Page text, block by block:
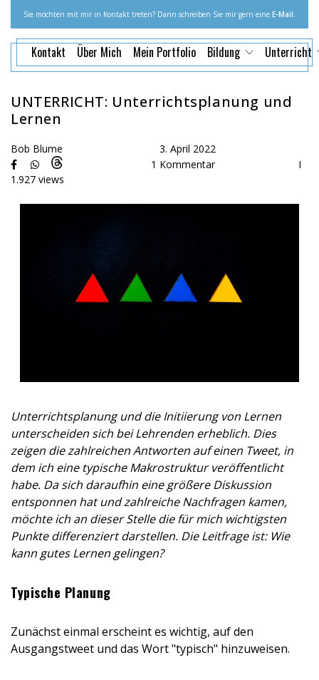
Sie möchten mit mir in Kontakt treten? Dann schreiben Sie mir gern eine E-Mail.
Kontakt Über Mich Mein Portfolio Bildung Unterricht
UNTERRICHT: Unterrichtsplanung und
Lernen
Bob Blume
3. April 2022
1 Kommentar
I
1.927 views
Unterrichtsplanung und die Initiierung von Lernen
unterscheiden sich bei Lehrenden erheblich. Dies
zeigen die zahlreichen Antworten auf einen Tweet, in
dem ich eine typische Makrostruktur veröffentlicht
habe. Da sich daraufhin eine größere Diskussion
entsponnen hat und zahlreiche Nachfragen kamen,
möchte ich an dieser Stelle die für mich wichtigsten
Punkte differenziert darstellen. Die Leitfrage ist: Wie
kann gutes Lernen gelingen?
Typische Planung
Zunächst einmal erscheint es wichtig, auf den
Ausgangstweet und das Wort "typisch" hinzuweisen.